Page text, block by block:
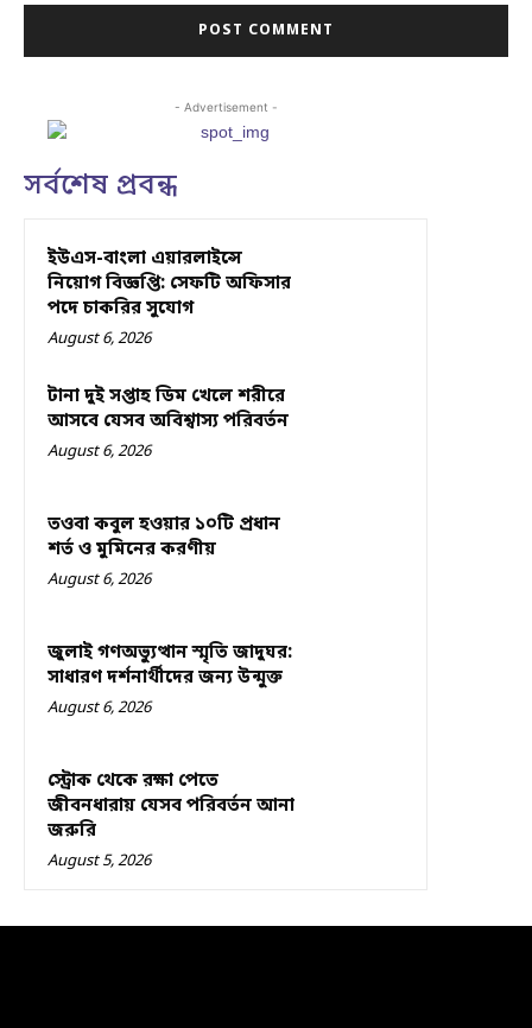
- Advertisement -
সর্বশেষ প্রবন্ধ
ইউএস-বাংলা এয়ারলাইন্সে
নিয়োগ বিজ্ঞপ্তি: সেফটি অফিসার
পদে চাকরির সুযোগ
August 6, 2026
টানা দুই সপ্তাহ ডিম খেলে শরীরে
আসবে যেসব অবিশ্বাস্য পরিবর্তন
August 6, 2026
তওবা কবুল হওয়ার ১০টি প্রধান
শর্ত ও মুমিনের করণীয়
August 6, 2026
জুলাই গণঅভ্যুত্থান স্মৃতি জাদুঘর:
সাধারণ দর্শনার্থীদের জন্য উন্মুক্ত
August 6, 2026
স্ট্রোক থেকে রক্ষা পেতে
জীবনধারায় যেসব পরিবর্তন আনা
জরুরি
August 5, 2026